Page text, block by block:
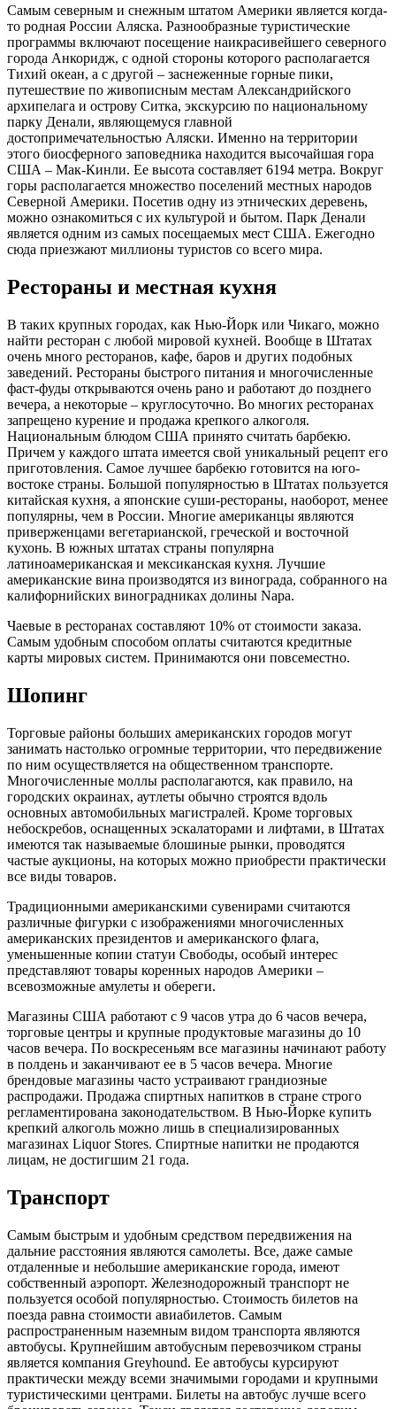
Самым северным и снежным штатом Америки является когда-
то родная России Аляска. Разнообразные туристические
программы включают посещение наикрасивейшего северного
города Анкоридж, с одной стороны которого располагается
Тихий океан, а с другой – заснеженные горные пики,
путешествие по живописным местам Александрийского
архипелага и острову Ситка, экскурсию по национальному
парку Денали, являющемуся главной
достопримечательностью Аляски. Именно на территории
этого биосферного заповедника находится высочайшая гора
США – Мак-Кинли. Ее высота составляет 6194 метра. Вокруг
горы располагается множество поселений местных народов
Северной Америки. Посетив одну из этнических деревень,
можно ознакомиться с их культурой и бытом. Парк Денали
является одним из самых посещаемых мест США. Ежегодно
сюда приезжают миллионы туристов со всего мира.
Рестораны и местная кухня
В таких крупных городах, как Нью-Йорк или Чикаго, можно
найти ресторан с любой мировой кухней. Вообще в Штатах
очень много ресторанов, кафе, баров и других подобных
заведений. Рестораны быстрого питания и многочисленные
фаст-фуды открываются очень рано и работают до позднего
вечера, а некоторые – круглосуточно. Во многих ресторанах
запрещено курение и продажа крепкого алкоголя.
Национальным блюдом США принято считать барбекю.
Причем у каждого штата имеется свой уникальный рецепт его
приготовления. Самое лучшее барбекю готовится на юго-
востоке страны. Большой популярностью в Штатах пользуется
китайская кухня, а японские суши-рестораны, наоборот, менее
популярны, чем в России. Многие американцы являются
приверженцами вегетарианской, греческой и восточной
кухонь. В южных штатах страны популярна
латиноамериканская и мексиканская кухня. Лучшие
американские вина производятся из винограда, собранного на
калифорнийских виноградниках долины Napa.
Чаевые в ресторанах составляют 10% от стоимости заказа.
Самым удобным способом оплаты считаются кредитные
карты мировых систем. Принимаются они повсеместно.
Шопинг
Торговые районы больших американских городов могут
занимать настолько огромные территории, что передвижение
по ним осуществляется на общественном транспорте.
Многочисленные моллы располагаются, как правило, на
городских окраинах, аутлеты обычно строятся вдоль
основных автомобильных магистралей. Кроме торговых
небоскребов, оснащенных эскалаторами и лифтами, в Штатах
имеются так называемые блошиные рынки, проводятся
частые аукционы, на которых можно приобрести практически
все виды товаров.
Традиционными американскими сувенирами считаются
различные фигурки с изображениями многочисленных
американских президентов и американского флага,
уменьшенные копии статуи Свободы, особый интерес
представляют товары коренных народов Америки –
всевозможные амулеты и обереги.
Магазины США работают с 9 часов утра до 6 часов вечера,
торговые центры и крупные продуктовые магазины до 10
часов вечера. По воскресеньям все магазины начинают работу
в полдень и заканчивают ее в 5 часов вечера. Многие
брендовые магазины часто устраивают грандиозные
распродажи. Продажа спиртных напитков в стране строго
регламентирована законодательством. В Нью-Йорке купить
крепкий алкоголь можно лишь в специализированных
магазинах Liquor Stores. Спиртные напитки не продаются
лицам, не достигшим 21 года.
Транспорт
Самым быстрым и удобным средством передвижения на
дальние расстояния являются самолеты. Все, даже самые
отдаленные и небольшие американские города, имеют
собственный аэропорт. Железнодорожный транспорт не
пользуется особой популярностью. Стоимость билетов на
поезда равна стоимости авиабилетов. Самым
распространенным наземным видом транспорта являются
автобусы. Крупнейшим автобусным перевозчиком страны
является компания Greyhound. Ее автобусы курсируют
практически между всеми значимыми городами и крупными
туристическими центрами. Билеты на автобус лучше всего